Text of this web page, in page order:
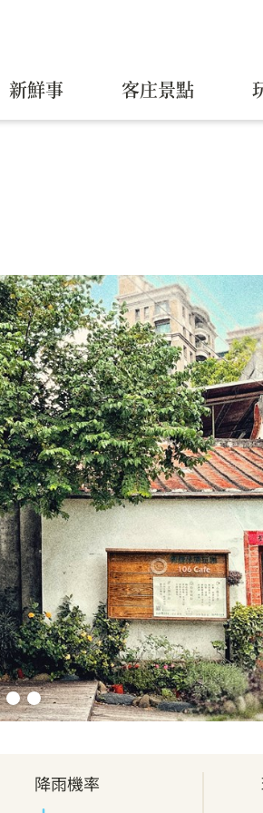
新鮮事 客庄景點
降雨機率